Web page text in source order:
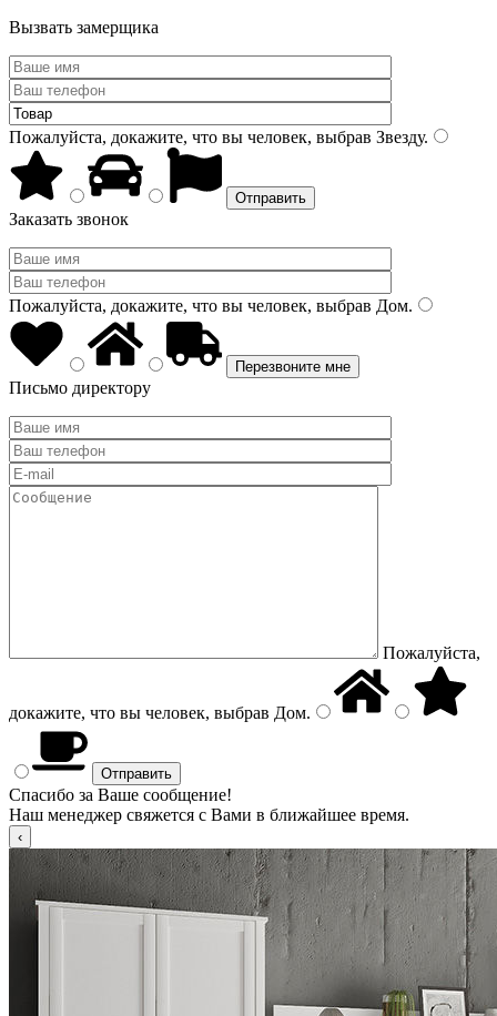
Вызвать замерщика
Пожалуйста, докажите, что вы человек, выбрав Звезду.
Заказать звонок
Пожалуйста, докажите, что вы человек, выбрав Дом.
Письмо директору
Пожалуйста,
докажите, что вы человек, выбрав Дом.
Спасибо за Ваше сообщение!
Наш менеджер свяжется с Вами в ближайшее время.